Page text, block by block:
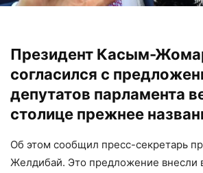
Президент Касым-
согласился с
депутатов парламента
столице прежнее
Об этом сообщил пресс-секретарь
Желдибай. Это предложение внесли